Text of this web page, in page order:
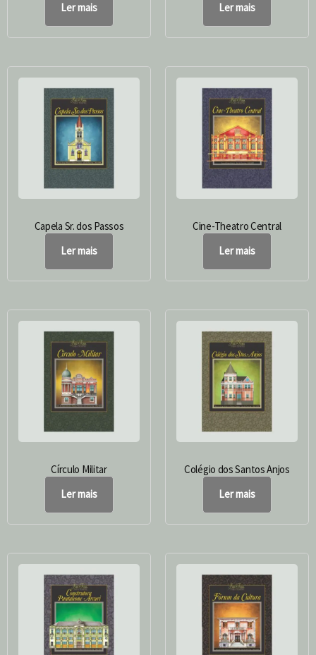
Ler mais
Ler mais
Capela Sr. dos Passos
Ler mais
Cine-Theatro Central
Ler mais
Círculo Militar
Ler mais
Colégio dos Santos Anjos
Ler mais